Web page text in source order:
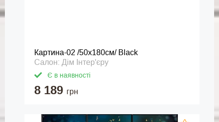
Картина-02 /50х180см/ Black
Салон: Дім Інтер'єру
Є в наявності
8 189 грн